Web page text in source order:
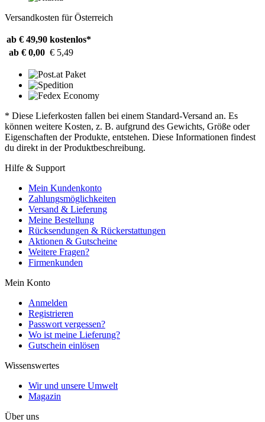
Versandkosten für Österreich
ab € 49,90 kostenlos*
ab € 0,00 € 5,49
* Diese Lieferkosten fallen bei einem Standard-Versand an. Es
können weitere Kosten, z. B. aufgrund des Gewichts, Größe oder
Eigenschaften der Produkte, entstehen. Diese Informationen findest
du direkt in der Produktbeschreibung.
Hilfe & Support
Mein Kundenkonto
Zahlungsmöglichkeiten
Versand & Lieferung
Meine Bestellung
Rücksendungen & Rückerstattungen
Aktionen & Gutscheine
Weitere Fragen?
Firmenkunden
Mein Konto
Anmelden
Registrieren
Passwort vergessen?
Wo ist meine Lieferung?
Gutschein einlösen
Wissenswertes
Wir und unsere Umwelt
Magazin
Über uns